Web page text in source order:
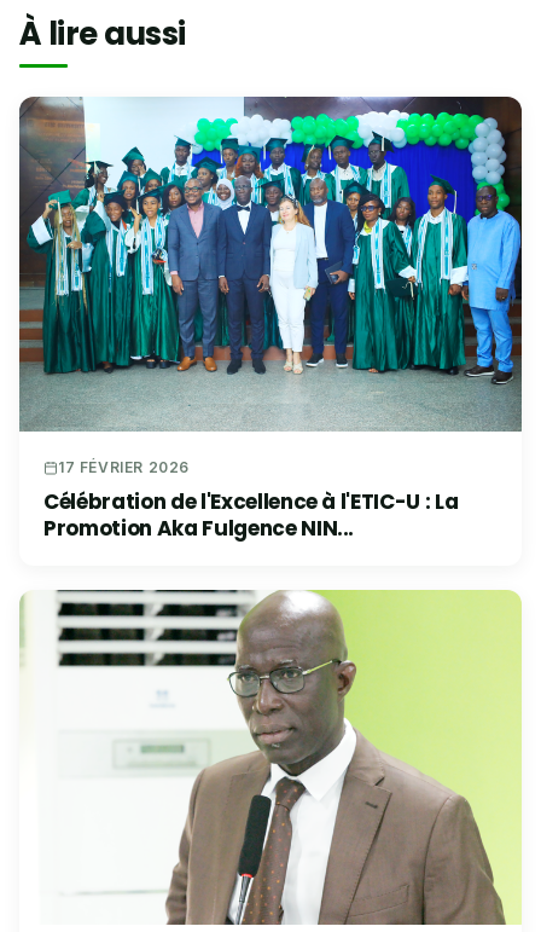
À lire aussi
17 FÉVRIER 2026
Célébration de l'Excellence à l'ETIC-U : La
Promotion Aka Fulgence NIN...